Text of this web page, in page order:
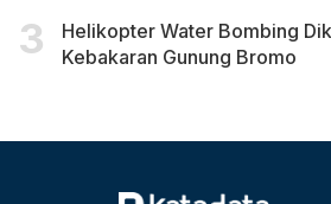
Helikopter Water Bombing
Kebakaran Gunung Bromo